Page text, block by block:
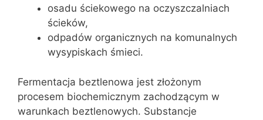
osadu ściekowego na oczyszczalniach
ścieków,
odpadów organicznych na komunalnych
wysypiskach śmieci.
Fermentacja beztlenowa jest złożonym
procesem biochemicznym zachodzącym w
warunkach beztlenowych. Substancje